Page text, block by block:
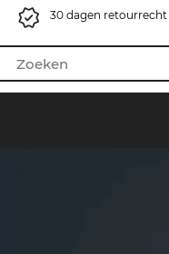
30 dagen retourrecht